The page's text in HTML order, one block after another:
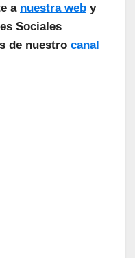
a nuestra web y
Sociales
de nuestro canal